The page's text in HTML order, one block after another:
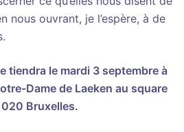
nous ouvrant, je l’espère, à de
tiendra le mardi 3 septembre à
Dame de Laeken au square
Bruxelles.